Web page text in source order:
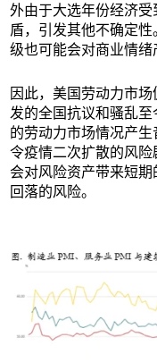
外由于大选年份经济
盾，引发其他不确定
级也可能会对商业情绪
因此，美国劳动力市
发的全国抗议和骚乱
的劳动力市场情况产
令疫情二次扩散的风
会对风险资产带来短
回落的风险。